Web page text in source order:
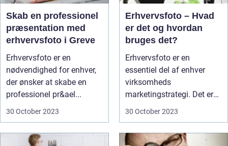
Skab en professionel
præsentation med
erhvervsfoto i Greve
Erhvervsfoto er en
nødvendighed for enhver,
der ønsker at skabe en
professionel pr&ael...
30 October 2023
Erhvervsfoto – Hvad
er det og hvordan
bruges det?
Erhvervsfoto er en
essentiel del af enhver
virksomheds
marketingstrategi. Det er
en måde at ko...
30 October 2023